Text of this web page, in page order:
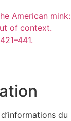
American mink:
of context.
du